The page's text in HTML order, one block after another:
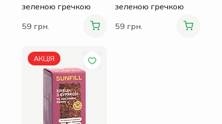
зеленою гречкою
59 грн.
зеленою гречкою
59 грн.
АКЦІЯ